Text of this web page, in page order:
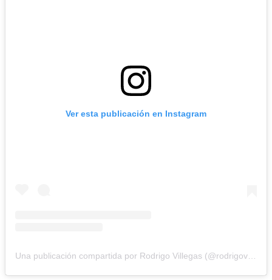
Ver esta publicación en Instagram
Una publicación compartida por Rodrigo Villegas (@rodrigovillegascomediante)